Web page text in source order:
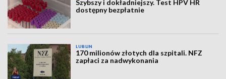
Szybszy i dokładniejszy. Test HPV HR
dostępny bezpłatnie
LUBLIN
170 milionów złotych dla szpitali. NFZ
zapłaci za nadwykonania